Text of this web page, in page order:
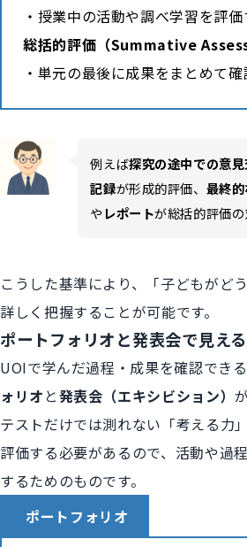
・授業中の活動や調べ学習を評価
総括的評価（Summative
・単元の最後に成果をまとめて
例えば探究の途中での意
記録が形成的評価、 最終
やレポートが総括的評価の
こうした基準により、「子どもがど
詳しく把握することが可能です。
ポートフォリオと発表会で見え
UOIで学んだ過程・成果を確認でき
ォリオ と発表会（エキシビション）
テストだけでは測れない「考える力
評価する必要があるので、活動や過
するためのものです。
ポートフォリオ